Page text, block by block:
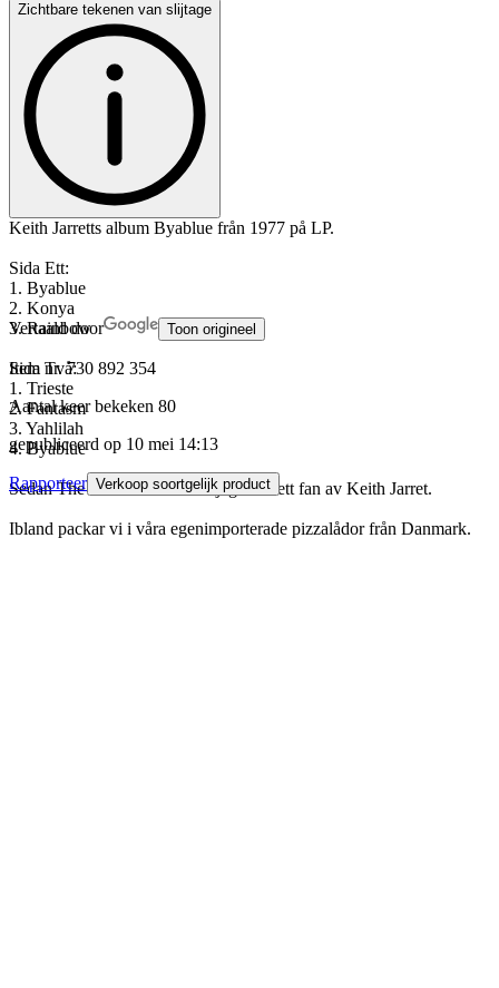
Zichtbare tekenen van slijtage
Keith Jarretts album Byablue från 1977 på LP.
Sida Ett:
1. Byablue
2. Konya
3. Rainbow
Sida Två:
1. Trieste
2. Fantasm
3. Yahlilah
4. Byablue
Sedan The Köln Concert har jag varit ett fan av Keith Jarret.
Ibland packar vi i våra egenimporterade pizzalådor från Danmark.
Vertaald door Toon origineel
Item nr. 730 892 354
Aantal keer bekeken 80
gepubliceerd op 10 mei 14:13
Rapporteer Verkoop soortgelijk product